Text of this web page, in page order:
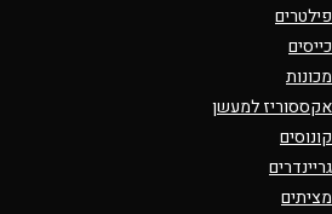
פילטרים
כייסים
מכונות
אקססוריז למעשן
קונוסים
גריינדרים
מציתים